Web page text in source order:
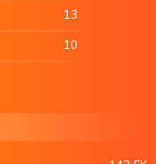
13
10